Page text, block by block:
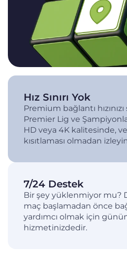
Hız Sınırı Yok
Premium bağlantı hızınızı
Premier Lig ve
HD veya 4K kalitesinde,
kısıtlaması olmadan
7/24 Destek
Bir şey yüklenmiyor mu?
maç başlamadan önce
yardımcı olmak için
hizmetinizdedir.